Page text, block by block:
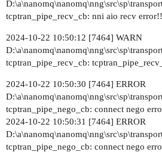
tcptran_pipe_recv_cb: nni aio recv
2024-10-22 10:50:12 [7464] WARN
tcptran_pipe_recv_cb:
2024-10-22 10:50:30 [7464] ERROR
tcptran_pipe_nego_cb: connect nego
2024-10-22 10:50:31 [7464] ERROR
tcptran_pipe_nego_cb: connect nego